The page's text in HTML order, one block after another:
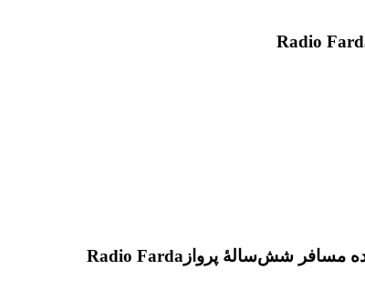
Radio
مسافر شش‌سالۀ پرواز Radio Farda